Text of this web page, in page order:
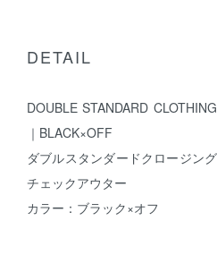
DETAIL
DOUBLE STANDARD
｜BLACK×OFF
ダブルスタンダードクロージン
チェックアウター
カラー：ブラック×オフ